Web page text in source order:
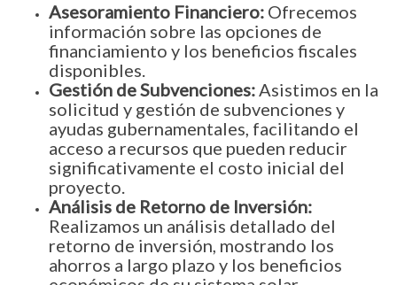
Asesoramiento Financiero: Ofrecemos
información sobre las opciones de
financiamiento y los beneficios fiscales
disponibles.
Gestión de Subvenciones:Asistimos en la
solicitud y gestión de subvenciones y
ayudas gubernamentales, facilitando el
acceso a recursos que pueden reducir
significativamente el costo inicial del
proyecto.
Análisis de Retorno de Inversión:
Realizamos un análisis detallado del
retorno de inversión, mostrando los
ahorros a largo plazo y los beneficios